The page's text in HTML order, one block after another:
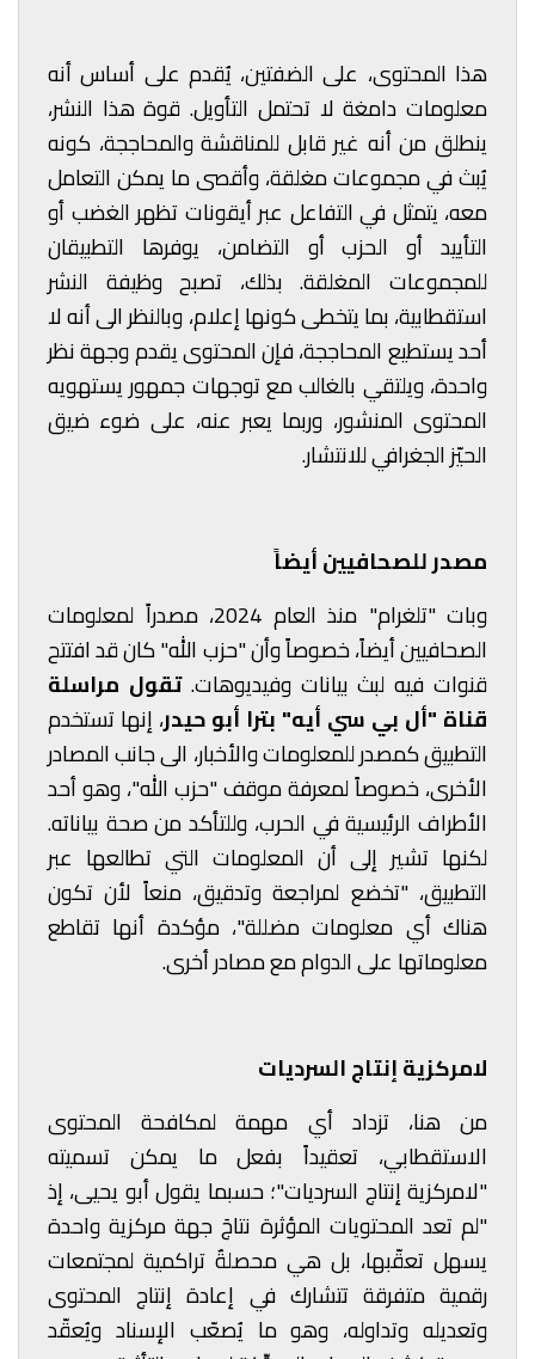
هذا المحتوى، على الضفتين، يُقدم على أساس أنه
معلومات دامغة لا تحتمل التأويل. قوة هذا النشر،
ينطلق من أنه غير قابل للمناقشة والمحاججة، كونه
يُبث في مجموعات مغلقة، وأقصى ما يمكن التعامل
معه، يتمثل في التفاعل عبر أيقونات تظهر الغضب أو
التأييد أو الحزب أو التضامن، يوفرها التطبيقان
للمجموعات المغلقة. بذلك، تصبح وظيفة النشر
استقطابية، بما يتخطى كونها إعلام، وبالنظر الى أنه لا
أحد يستطيع المحاججة، فإن المحتوى يقدم وجهة نظر
واحدة، ويلتقي بالغالب مع توجهات جمهور يستهويه
المحتوى المنشور، وربما يعبر عنه، على ضوء ضيق
الحيّز الجغرافي للانتشار.
مصدر للصحافيين أيضاً
وبات "تلغرام" منذ العام 2024، مصدراً لمعلومات
الصحافيين أيضاً، خصوصاً وأن "حزب الله" كان قد افتتح
قنوات فيه لبث بيانات وفيديوهات.تقول مراسلة
قناة "أل بي سي أيه" بترا أبو حيدر، إنها تستخدم
التطبيق كمصدر للمعلومات والأخبار، الى جانب المصادر
الأخرى، خصوصاً لمعرفة موقف "حزب الله"، وهو أحد
الأطراف الرئيسية في الحرب، وللتأكد من صحة بياناته.
لكنها تشير إلى أن المعلومات التي تطالعها عبر
التطبيق، "تخضع لمراجعة وتدقيق، منعاً لأن تكون
هناك أي معلومات مضللة"، مؤكدة أنها تقاطع
معلوماتها على الدوام مع مصادر أخرى.
لامركزية إنتاج السرديات
من هنا، تزداد أي مهمة لمكافحة المحتوى
الاستقطابي، تعقيداً بفعل ما يمكن تسميته
"لامركزية إنتاج السرديات"؛ حسبما يقول أبو يحيى، إذ
"لم تعد المحتويات المؤثرة نتاجَ جهة مركزية واحدة
يسهل تعقّبها، بل هي محصلةٌ تراكمية لمجتمعات
رقمية متفرقة تتشارك في إعادة إنتاج المحتوى
وتعديله وتداوله، وهو ما يُصعّب الإسناد ويُعقّد